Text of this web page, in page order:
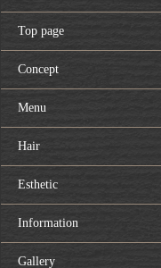
Top page
Concept
Menu
Hair
Esthetic
Information
Gallery